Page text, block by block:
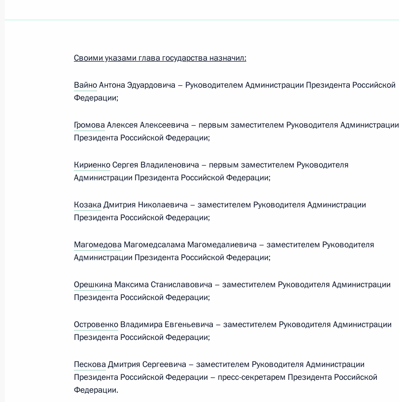
16 мая 2024 года, 11:45 Пекин
Заявления для прессы по итогам российско-китайских
16 мая 2024 года, 09:55
Российско-китайские переговоры
15 мая 2024 года, среда
Совещание по вопросам развития оборонно-промышленного
15 мая 2024 года, 16:20 Москва, Кремль
Встреча с командующими войсками военных округов
Встреча с Олегом Матыциным
15 мая 2024 года, 15:00 Москва, Кремль
Своими указами глава государства назначил:
ВайноАнтона Эдуардовича – Руководителем Администрации Президента Российской
Федерации;
ГромоваАлексея Алексеевича – первым заместителем Руководителя Администрации
Президента Российской Федерации;
КириенкоСергея Владиленовича – первым заместителем Руководителя
Администрации Президента Российской Федерации;
КозакаДмитрия Николаевича – заместителем Руководителя Администрации
Президента Российской Федерации;
Магомедова Магомедсалама Магомедалиевича – заместителем Руководителя
Администрации Президента Российской Федерации;
Орешкина Максима Станиславовича – заместителем Руководителя Администрации
Президента Российской Федерации;
Островенко Владимира Евгеньевича – заместителем Руководителя Администрации
Президента Российской Федерации;
ПесковаДмитрия Сергеевича – заместителем Руководителя Администрации
Президента Российской Федерации – пресс-секретарем Президента Российской
Федерации.